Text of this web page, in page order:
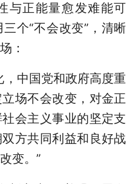
与正能量愈发难能可
个“不会改变”，清晰
：
，中国党和政府高度重
场不会改变，对金正
会主义事业的坚定支
方共同利益和良好战
变。”